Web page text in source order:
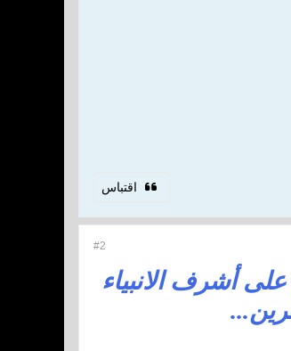
اقتباس
#2
أشرف الانبياء